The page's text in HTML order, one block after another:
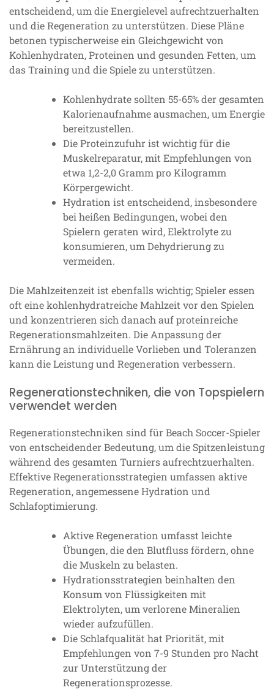
entscheidend, um die Energielevel aufrechtzuerhalten
und die Regeneration zu unterstützen. Diese Pläne
betonen typischerweise ein Gleichgewicht von
Kohlenhydraten, Proteinen und gesunden Fetten, um
das Training und die Spiele zu unterstützen.
Kohlenhydrate sollten 55-65% der gesamten
Kalorienaufnahme ausmachen, um Energie
bereitzustellen.
Die Proteinzufuhr ist wichtig für die
Muskelreparatur, mit Empfehlungen von
etwa 1,2-2,0 Gramm pro Kilogramm
Körpergewicht.
Hydration ist entscheidend, insbesondere
bei heißen Bedingungen, wobei den
Spielern geraten wird, Elektrolyte zu
konsumieren, um Dehydrierung zu
vermeiden.
Die Mahlzeitenzeit ist ebenfalls wichtig; Spieler essen
oft eine kohlenhydratreiche Mahlzeit vor den Spielen
und konzentrieren sich danach auf proteinreiche
Regenerationsmahlzeiten. Die Anpassung der
Ernährung an individuelle Vorlieben und Toleranzen
kann die Leistung und Regeneration verbessern.
Regenerationstechniken, die von Topspielern
verwendet werden
Regenerationstechniken sind für Beach Soccer-Spieler
von entscheidender Bedeutung, um die Spitzenleistung
während des gesamten Turniers aufrechtzuerhalten.
Effektive Regenerationsstrategien umfassen aktive
Regeneration, angemessene Hydration und
Schlafoptimierung.
Aktive Regeneration umfasst leichte
Übungen, die den Blutfluss fördern, ohne
die Muskeln zu belasten.
Hydrationsstrategien beinhalten den
Konsum von Flüssigkeiten mit
Elektrolyten, um verlorene Mineralien
wieder aufzufüllen.
Die Schlafqualität hat Priorität, mit
Empfehlungen von 7-9 Stunden pro Nacht
zur Unterstützung der
Regenerationsprozesse.